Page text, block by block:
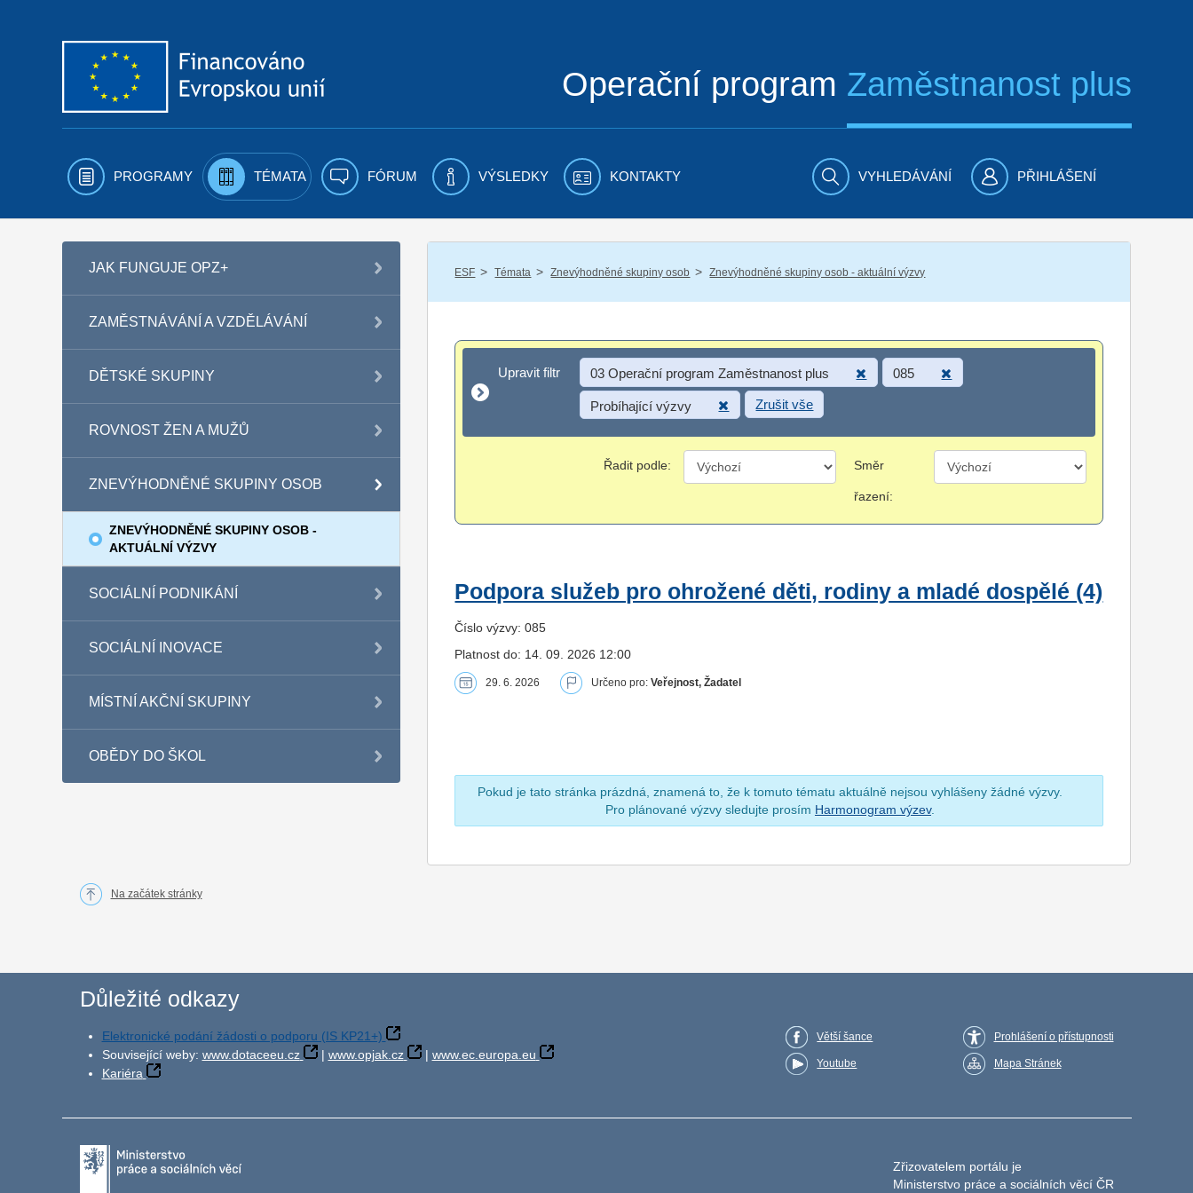
Operační program Zaměstnanost plus
PROGRAMY TÉMATA FÓRUM VÝSLEDKY KONTAKTY VYHLEDÁVÁNÍ PŘIHLÁŠENÍ
JAK FUNGUJE OPZ+
ZAMĚSTNÁVÁNÍ A VZDĚLÁVÁNÍ
DĚTSKÉ SKUPINY
ROVNOST ŽEN A MUŽŮ
ZNEVÝHODNĚNÉ SKUPINY OSOB
ZNEVÝHODNĚNÉ SKUPINY OSOB -
AKTUÁLNÍ VÝZVY
SOCIÁLNÍ PODNIKÁNÍ
SOCIÁLNÍ INOVACE
MÍSTNÍ AKČNÍ SKUPINY
OBĚDY DO ŠKOL
ESF / Témata / Znevýhodněné skupiny osob / Znevýhodněné skupiny osob - aktuální výzvy
Upravit filtr
Upravit filtr 03 Operační program Zaměstnanost plus 085
Probíhající výzvy Zrušit vše
Řadit podle: Směr
řazení:
Podpora služeb pro ohrožené děti, rodiny a mladé dospělé (4)
Číslo výzvy: 085
Platnost do: 14. 09. 2026 12:00
29. 6. 2026 Určeno pro:Veřejnost, Žadatel
Pokud je tato stránka prázdná, znamená to, že k tomuto tématu aktuálně nejsou vyhlášeny žádné výzvy.
Pro plánované výzvy sledujte prosím Harmonogram výzev.
Na začátek stránky
Důležité odkazy
Elektronické podání žádosti o podporu (IS KP21+)
Související weby: www.dotaceeu.cz | www.opjak.cz | www.ec.europa.eu
Kariéra
Větší šance
Youtube
Prohlášení o přístupnosti
Mapa Stránek
Zřizovatelem portálu je
Ministerstvo práce a sociálních věcí ČR